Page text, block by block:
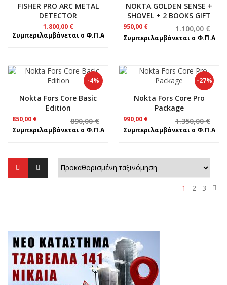
FISHER PRO ARC METAL
DETECTOR
1.800,00 €
Συμπεριλαμβάνεται ο Φ.Π.Α
NOKTA GOLDEN SENSE +
SHOVEL + 2 BOOKS GIFT
1.100,00€
Original
price
was:
950,00 €
τρέχουσα
τιμή
Συμπεριλαμβάνεται ο Φ.Π.Α
-4%
Nokta Fors Core Basic
Edition
890,00€
price
was:
850,00 €
τρέχουσα
τιμή
Συμπεριλαμβάνεται ο Φ.Π.Α
-27%
Nokta Fors Core Pro
Package
1.350,00€
Original
price
was:
990,00 €
τρέχουσα
τιμή
Συμπεριλαμβάνεται ο Φ.Π.Α
1 2 3